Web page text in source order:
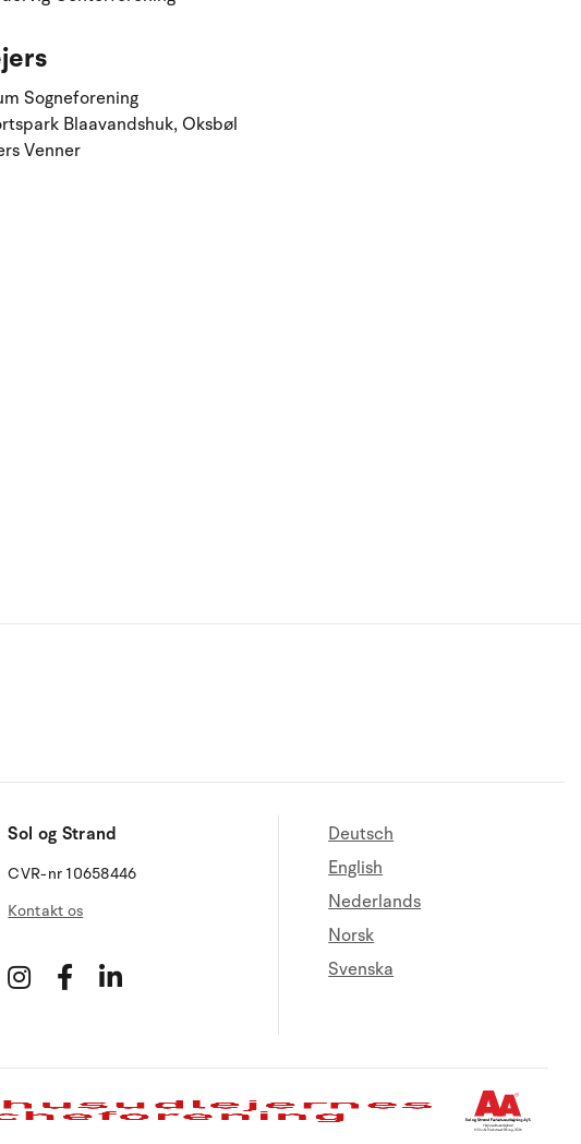
Sogneforening
Blaavandshuk, Oksbøl
Venner
Sol og Strand
CVR-nr 10658446
Kontakt os
Deutsch
English
Nederlands
Norsk
Svenska